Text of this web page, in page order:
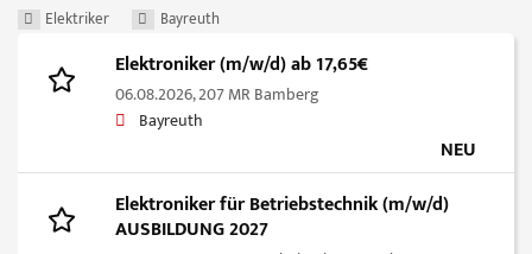
Elektriker Bayreuth
Elektroniker (m/w/d) ab 17,65€
06.08.2026,207 MR Bamberg
Bayreuth
NEU
Elektroniker für Betriebstechnik (m/w/d)
AUSBILDUNG 2027